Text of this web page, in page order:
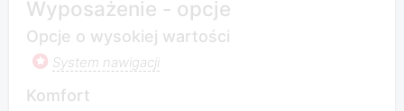
Wyposażenie - opcje
Opcje o wysokiej wartości
System nawigacji
Komfort